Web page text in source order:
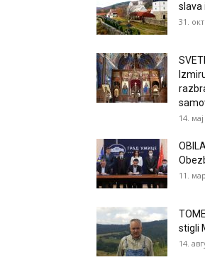
slava
31.
14.
11.
stigli
14.